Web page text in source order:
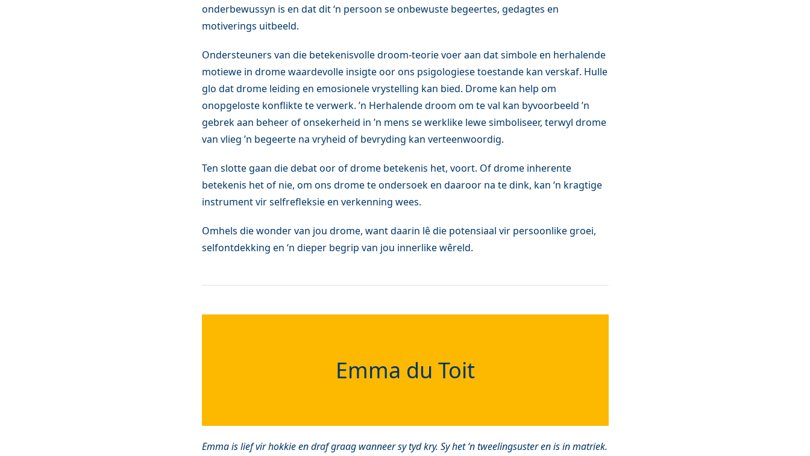
onderbewussyn is en dat dit ‘n persoon se onbewuste begeertes, gedagtes en
motiverings uitbeeld.
Ondersteuners van die betekenisvolle droom-teorie voer aan dat simbole en herhalende
motiewe in drome waardevolle insigte oor ons psigologiese toestande kan verskaf. Hulle
glo dat drome leiding en emosionele vrystelling kan bied. Drome kan help om
onopgeloste konflikte te verwerk. ’n Herhalende droom om te val kan byvoorbeeld ’n
gebrek aan beheer of onsekerheid in ’n mens se werklike lewe simboliseer, terwyl drome
van vlieg ’n begeerte na vryheid of bevryding kan verteenwoordig.
Ten slotte gaan die debat oor of drome betekenis het, voort. Of drome inherente
betekenis het of nie, om ons drome te ondersoek en daaroor na te dink, kan ‘n kragtige
instrument vir selfrefleksie en verkenning wees.
Omhels die wonder van jou drome, want daarin lê die potensiaal vir persoonlike groei,
selfontdekking en ‘n dieper begrip van jou innerlike wêreld.
Emma du Toit
Emma is lief vir hokkie en draf graag wanneer sy tyd kry. Sy het ‘n tweelingsuster en is in matriek.